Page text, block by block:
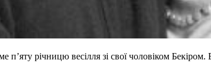
п’яту річницю весілля зі свої чоловіком